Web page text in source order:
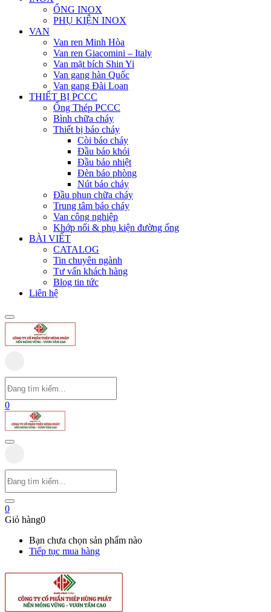
ỐNG INOX
PHỤ KIỆN INOX
VAN
Van ren Minh Hòa
Van ren Giacomini – Italy
Van mặt bích Shin Yi
Van gang hàn Quốc
Van gang Đài Loan
THIẾT BỊ PCCC
Ống Thép PCCC
Bình chữa cháy
Thiết bị báo cháy
Còi báo cháy
Đầu báo khói
Đầu báo nhiệt
Đèn báo phòng
Nút báo cháy
Đầu phun chữa cháy
Trung tâm báo cháy
Van công nghiệp
Khớp nối & phụ kiện đường ống
BÀI VIẾT
CATALOG
Tin chuyên ngành
Tư vấn khách hàng
Blog tin tức
Liên hệ
0
0
Giỏ hàng0
Bạn chưa chọn sản phẩm nào
Tiếp tục mua hàng